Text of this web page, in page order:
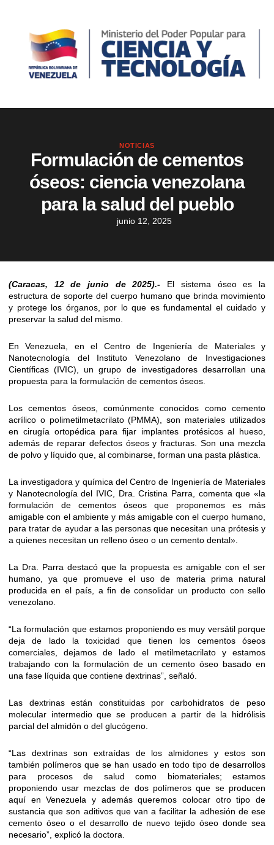
NOTICIAS
Formulación de cementos
óseos: ciencia venezolana
para la salud del pueblo
junio 12, 2025
(Caracas, 12 de junio de 2025).-
El sistema óseo es la
estructura de soporte del cuerpo humano que brinda movimiento
y protege los órganos, por lo que es fundamental el cuidado y
preservar la salud del mismo.
En Venezuela, en el Centro de Ingeniería de Materiales y
Nanotecnología del Instituto Venezolano de Investigaciones
Científicas (IVIC), un grupo de investigadores desarrollan una
propuesta para la formulación de cementos óseos.
Los cementos óseos, comúnmente conocidos como cemento
acrílico o polimetilmetacrilato (PMMA), son materiales utilizados
en cirugía ortopédica para fijar implantes protésicos al hueso,
además de reparar defectos óseos y fracturas. Son una mezcla
de polvo y líquido que, al combinarse, forman una pasta plástica.
La investigadora y química del Centro de Ingeniería de Materiales
y Nanotecnología del IVIC, Dra. Cristina Parra, comenta que «la
formulación de cementos óseos que proponemos es más
amigable con el ambiente y más amigable con el cuerpo humano,
para tratar de ayudar a las personas que necesitan una prótesis y
a quienes necesitan un relleno óseo o un cemento dental».
La Dra. Parra destacó que la propuesta es amigable con el ser
humano, ya que promueve el uso de materia prima natural
producida en el país, a fin de consolidar un producto con sello
venezolano.
“La formulación que estamos proponiendo es muy versátil porque
deja de lado la toxicidad que tienen los cementos óseos
comerciales, dejamos de lado el metilmetacrilato y estamos
trabajando con la formulación de un cemento óseo basado en
una fase líquida que contiene dextrinas”, señaló.
Las dextrinas están constituidas por carbohidratos de peso
molecular intermedio que se producen a partir de la hidrólisis
parcial del almidón o del glucógeno.
“Las dextrinas son extraídas de los almidones y estos son
también polímeros que se han usado en todo tipo de desarrollos
para procesos de salud como biomateriales; estamos
proponiendo usar mezclas de dos polímeros que se producen
aquí en Venezuela y además queremos colocar otro tipo de
sustancia que son aditivos que van a facilitar la adhesión de ese
cemento óseo o el desarrollo de nuevo tejido óseo donde sea
necesario”, explicó la doctora.